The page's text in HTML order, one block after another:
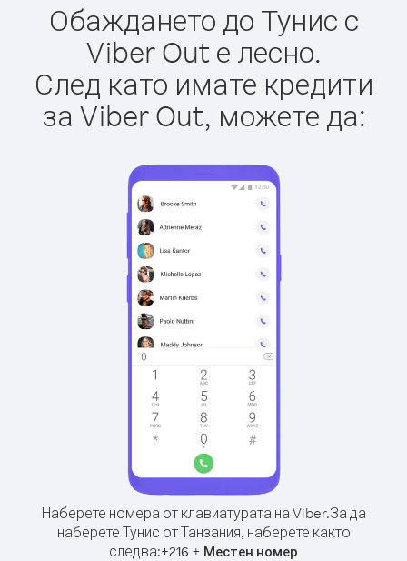
Обаждането до Тунис с
Viber Out е лесно.
След като имате кредити
за Viber Out, можете да:
Наберете номера от клавиатурата на Viber.За да
наберете Тунис от Танзания, наберете както
следва:+216 + Местен номер